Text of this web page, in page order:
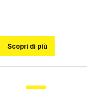
Scopri di più